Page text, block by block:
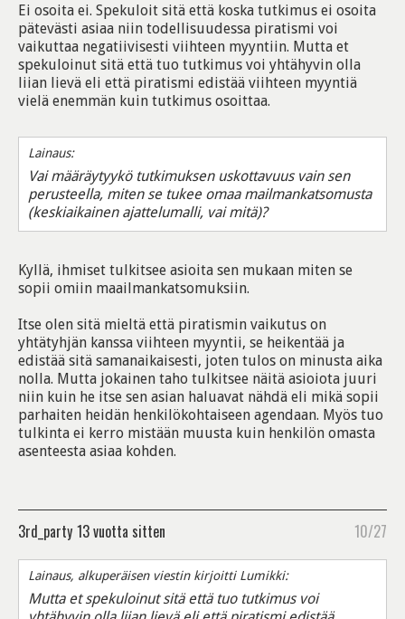
Ei osoita ei. Spekuloit sitä että koska tutkimus ei osoita
pätevästi asiaa niin todellisuudessa piratismi voi
vaikuttaa negatiivisesti viihteen myyntiin. Mutta et
spekuloinut sitä että tuo tutkimus voi yhtähyvin olla
liian lievä eli että piratismi edistää viihteen myyntiä
vielä enemmän kuin tutkimus osoittaa.
Lainaus:
Vai määräytyykö tutkimuksen uskottavuus vain sen
perusteella, miten se tukee omaa mailmankatsomusta
(keskiaikainen ajattelumalli, vai mitä)?
Kyllä, ihmiset tulkitsee asioita sen mukaan miten se
sopii omiin maailmankatsomuksiin.
Itse olen sitä mieltä että piratismin vaikutus on
yhtätyhjän kanssa viihteen myyntii, se heikentää ja
edistää sitä samanaikaisesti, joten tulos on minusta aika
nolla. Mutta jokainen taho tulkitsee näitä asioiota juuri
niin kuin he itse sen asian haluavat nähdä eli mikä sopii
parhaiten heidän henkilökohtaiseen agendaan. Myös tuo
tulkinta ei kerro mistään muusta kuin henkilön omasta
asenteesta asiaa kohden.
3rd_party 13 vuotta sitten 10/27
Lainaus, alkuperäisen viestin kirjoitti Lumikki:
Mutta et spekuloinut sitä että tuo tutkimus voi